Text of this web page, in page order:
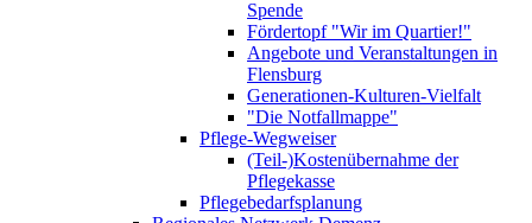
Spende
Fördertopf "Wir im Quartier!"
Angebote und Veranstaltungen in
Flensburg
Generationen-Kulturen-Vielfalt
"Die Notfallmappe"
Pflege-Wegweiser
(Teil-)Kostenübernahme der
Pflegekasse
Pflegebedarfsplanung